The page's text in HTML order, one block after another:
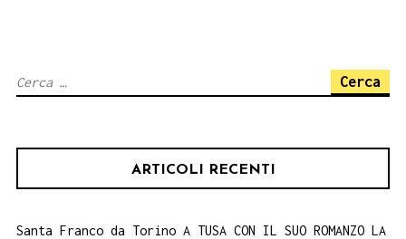
Ricerca
ARTICOLI RECENTI
Santa Franco da Torino A TUSA CON IL SUO ROMANZO LA